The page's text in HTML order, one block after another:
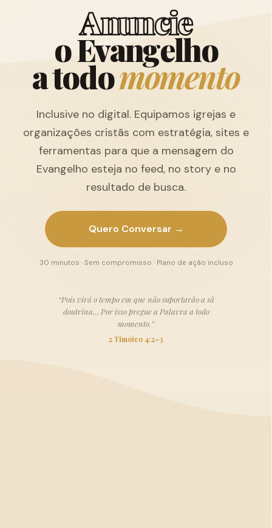
Anuncie
oEvangelho
atodomomento
Inclusive no digital. Equipamos igrejas e
organizações cristãs com estratégia, sites e
ferramentas para que a mensagem do
Evangelho esteja no feed, no story e no
resultado de busca.
Quero Conversar →
30 minutos · Sem compromisso · Plano de ação incluso
“Pois virá o tempo em que não suportarão a sã
doutrina… Por isso pregue a Palavra a todo
momento.”
2 Timóteo 4:2–3